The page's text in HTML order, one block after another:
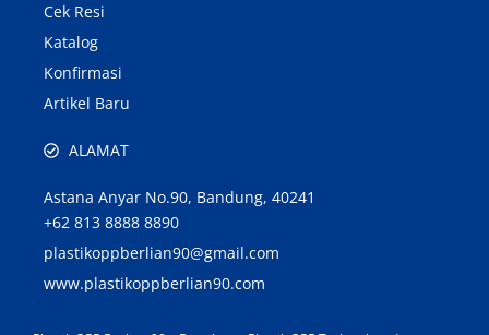
Cek Resi
Katalog
Konfirmasi
Artikel Baru
ALAMAT
Astana Anyar No.90, Bandung, 40241
+62 813 8888 8890
plastikoppberlian90@gmail.com
www.plastikoppberlian90.com